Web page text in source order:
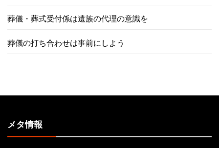
葬儀・葬式受付係は遺族の代理の意識を
葬儀の打ち合わせは事前にしよう
メタ情報